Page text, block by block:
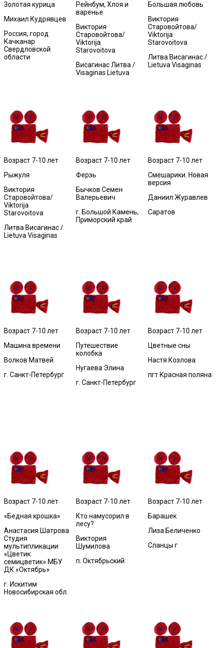
Золотая курица
Михаил Кудрявцев
Россия, город
Качканар
Свердловской
области
Рейнбум, Хлоя и
варенье
Виктория
Старовойтова/
Viktorija
Starovoitova
Висагинас Литва /
Visaginas Lietuva
Большая любовь
Виктория
Старовойтова/
Viktorija
Starovoitova
Литва Висагинас /
Lietuva Visaginas
Возраст 7-10 лет
Рыжуля
Виктория
Старовойтова/
Viktorija
Starovoitova
Литва Висагинас /
Lietuva Visaginas
Возраст 7-10 лет
Ферзь
Бычков Семен
Валерьевич
г. Большой Камень,
Приморский край
Возраст 7-10 лет
Смешарики. Новая
версия
Даниил Журавлев
Саратов
Возраст 7-10 лет
Машина времени
Волков Матвей
г. Санкт-Петербург
Возраст 7-10 лет
Путешествие
колобка
Нугаева Элина
г. Санкт-Петербург
Возраст 7-10 лет
Цветные сны
Настя Козлова
пгт Красная поляна
Возраст 7-10 лет
«Бедная крошка»
Анастасия Шатрова
Студия
мультипликации
«Цветик
семицветик» МБУ
ДК «Октябрь»
г. Искитим
Новосибирская обл.
Возраст 7-10 лет
Кто намусорил в
лесу?
Виктория
Шумилова
п. Октябрьский
Возраст 7-10 лет
Барашек
Лиза Беличенко
Сланцы г